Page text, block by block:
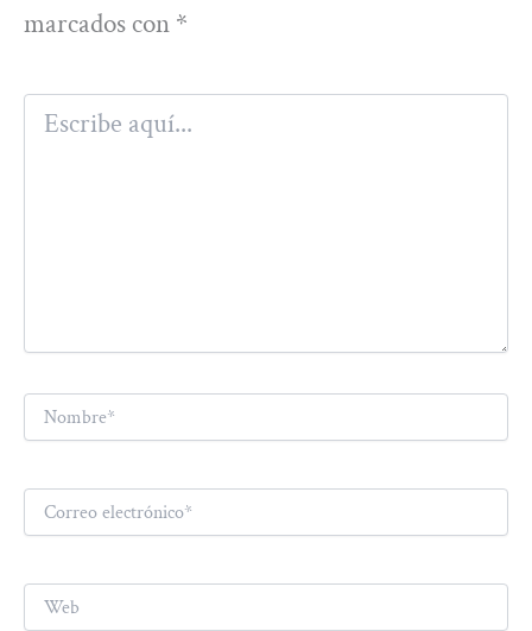
marcados con *
Escribe
aquí...
Correo
electrónico*
Web